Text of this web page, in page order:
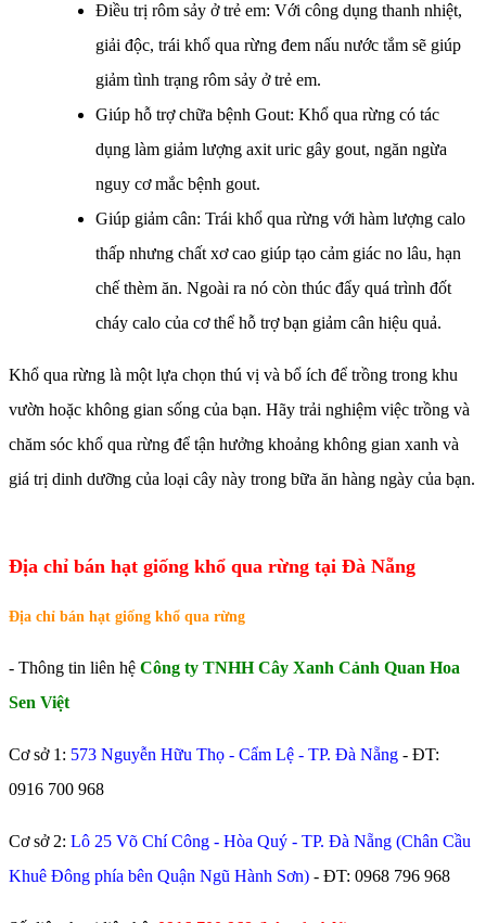
Điều trị rôm sảy ở trẻ em: Với công dụng thanh nhiệt,
giải độc, trái khổ qua rừng đem nấu nước tắm sẽ giúp
giảm tình trạng rôm sảy ở trẻ em.
Giúp hỗ trợ chữa bệnh Gout: Khổ qua rừng có tác
dụng làm giảm lượng axit uric gây gout, ngăn ngừa
nguy cơ mắc bệnh gout.
Giúp giảm cân: Trái khổ qua rừng với hàm lượng calo
thấp nhưng chất xơ cao giúp tạo cảm giác no lâu, hạn
chế thèm ăn. Ngoài ra nó còn thúc đẩy quá trình đốt
cháy calo của cơ thể hỗ trợ bạn giảm cân hiệu quả.
Khổ qua rừng là một lựa chọn thú vị và bổ ích để trồng trong khu
vườn hoặc không gian sống của bạn. Hãy trải nghiệm việc trồng và
chăm sóc khổ qua rừng để tận hưởng khoảng không gian xanh và
giá trị dinh dưỡng của loại cây này trong bữa ăn hàng ngày của bạn.
Địa chỉ bán hạt giống khổ qua rừng tại Đà Nẵng
Địa chỉ bán hạt giống khổ qua rừng
- Thông tin liên hệ Công ty TNHH Cây Xanh Cảnh Quan Hoa
Sen Việt
Cơ sở 1: 573 Nguyễn Hữu Thọ - Cẩm Lệ - TP. Đà Nẵng - ĐT:
0916 700 968
Cơ sở 2: Lô 25 Võ Chí Công - Hòa Quý - TP. Đà Nẵng (Chân Cầu
Khuê Đông phía bên Quận Ngũ Hành Sơn) - ĐT: 0968 796 968